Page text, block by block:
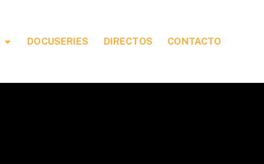
DOCUSERIES DIRECTOS CONTACTO